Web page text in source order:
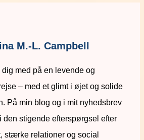
M.-L. Campbell
dig med på en levende og
– med et glimt i øjet og solide
På min blog og i mit nyhedsbrev
den stigende efterspørgsel efter
stærke relationer og social